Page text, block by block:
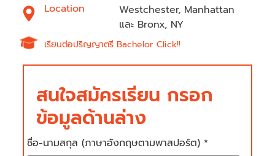
Location
Westchester, Manhattan
และ Bronx, NY
เรียนต่อปริญญาตรี Bachelor Click!!
สนใจสมัครเรียน กรอก
ข้อมูลด้านล่าง
ชื่อ-นามสกุล (ภาษาอังกฤษตามพาสปอร์ต) *